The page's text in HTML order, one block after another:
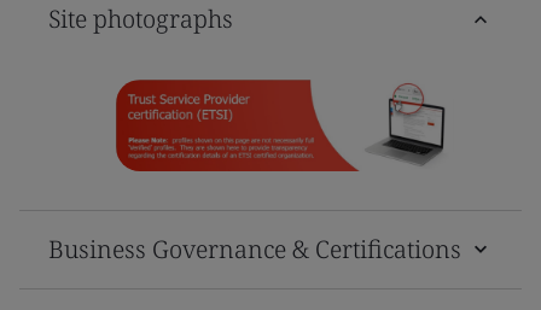
Site photographs
Business Governance & Certifications